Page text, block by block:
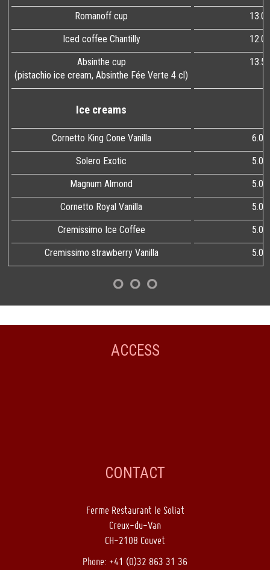
Romanoff cup
13.00
Iced coffee Chantilly
12.00
Absinthe cup
(pistachio ice cream, Absinthe Fée Verte 4 cl)
13.50
Ice creams
Cornetto King Cone Vanilla
6.00
Solero Exotic
5.00
Magnum Almond
5.00
Cornetto Royal Vanilla
5.00
Cremissimo Ice Coffee
5.00
Cremissimo strawberry Vanilla
5.00
ACCESS
CONTACT
Ferme Restaurant le Soliat
Creux-du-Van
CH-2108 Couvet
Phone: +41 (0)32 863 31 36